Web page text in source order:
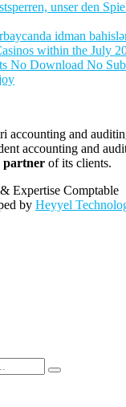
unser den
idman
within the July
No Download No
accounting and
accounting and
partner of its clients.
Expertise Comptable
by Heyyel